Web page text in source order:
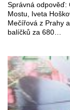
Správná odpověď:
Mostu, Iveta
Mečířová z Prahy
balíčků za 680…